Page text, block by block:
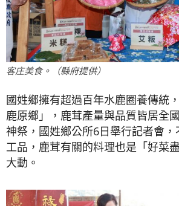
客庄美食。（縣府提供）
國姓鄉擁有超過百年水鹿圈養傳統
鹿原鄉」，鹿茸產量與品質皆居全
神祭，國姓鄉公所6日舉行記者會
工品，鹿茸有關的料理也是「好菜
大動。